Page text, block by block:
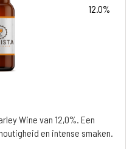
12.0%
Wine van 12,0%. Een
en intense smaken.